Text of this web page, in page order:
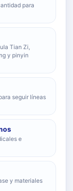
para
Tian Zi,
y pinyin
seguir líneas
e
y materiales